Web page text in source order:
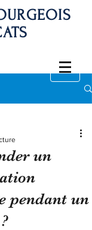
un
pendant un